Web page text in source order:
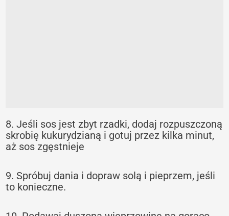
8. Jeśli sos jest zbyt rzadki, dodaj rozpuszczoną
skrobię kukurydzianą i gotuj przez kilka minut,
aż sos zgęstnieje
9. Spróbuj dania i dopraw solą i pieprzem, jeśli
to konieczne.